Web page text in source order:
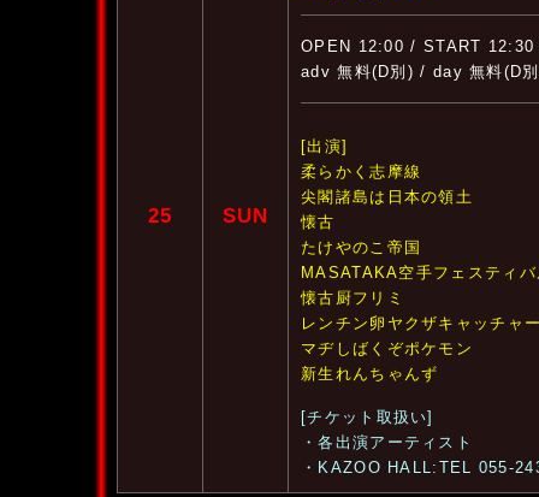
25 SUN
OPEN 12:00 / START 12:30
adv 無料(D別) / day 無料(D
[出演]
柔らかく志摩線
尖閣諸島は日本の領土
懐古
たけやのこ帝国
MASATAKA空手フェスティ
懐古厨フリミ
レンチン卵ヤクザキャッチャ
マヂしばくぞポケモン
新生れんちゃんず
[チケット取扱い]
・各出演アーティスト
・KAZOO HALL:TEL 055-